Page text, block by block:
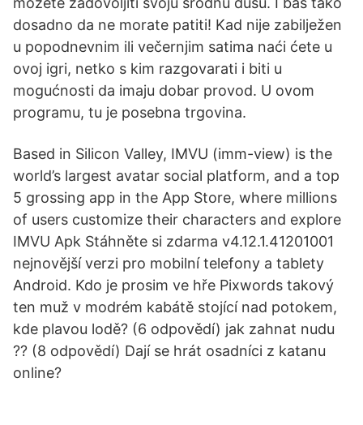
dosadno da ne morate patiti! Kad nije zabilježen
u popodnevnim ili večernjim satima naći ćete u
ovoj igri, netko s kim razgovarati i biti u
mogućnosti da imaju dobar provod. U ovom
programu, tu je posebna trgovina.
Based in Silicon Valley, IMVU (imm-view) is the
world’s largest avatar social platform, and a top
5 grossing app in the App Store, where millions
of users customize their characters and explore
IMVU Apk Stáhněte si zdarma v4.12.1.41201001
nejnovější verzi pro mobilní telefony a tablety
Android. Kdo je prosim ve hře Pixwords takový
ten muž v modrém kabátě stojící nad potokem,
kde plavou lodě? (6 odpovědí) jak zahnat nudu
?? (8 odpovědí) Dají se hrát osadníci z katanu
online?